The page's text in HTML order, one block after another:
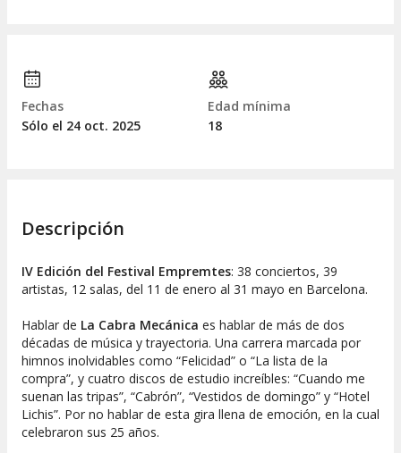
Fechas
Sólo el 24 oct. 2025
Edad mínima
18
Descripción
IV Edición del Festival Empremtes: 38 conciertos, 39
artistas, 12 salas, del 11 de enero al 31 mayo en Barcelona.
Hablar de La Cabra Mecánica es hablar de más de dos
décadas de música y trayectoria. Una carrera marcada por
himnos inolvidables como “Felicidad” o “La lista de la
compra”, y cuatro discos de estudio increíbles: “Cuando me
suenan las tripas”, “Cabrón”, “Vestidos de domingo” y “Hotel
Lichis”. Por no hablar de esta gira llena de emoción, en la cual
celebraron sus 25 años.